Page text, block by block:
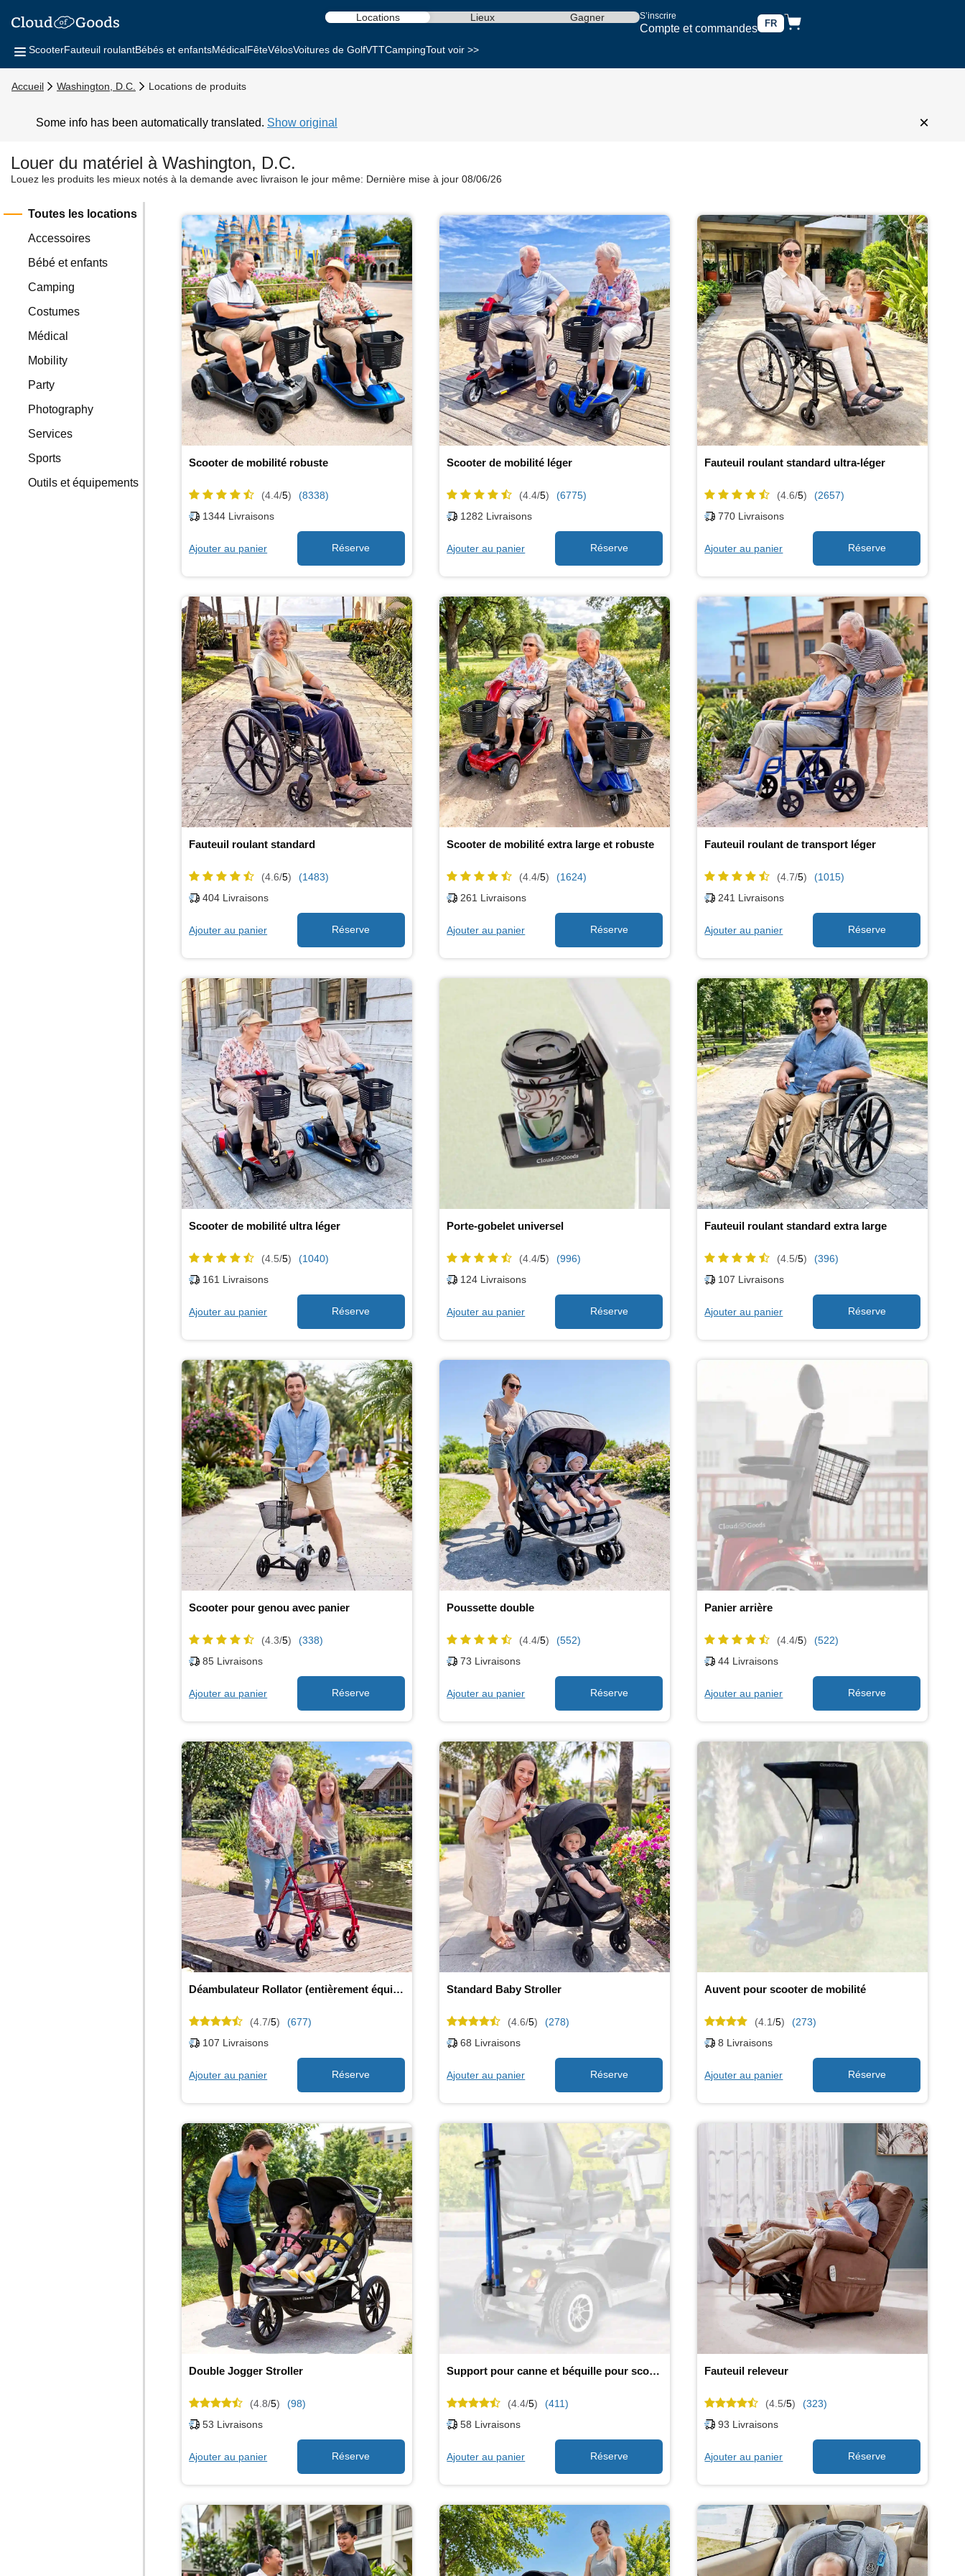
S’inscrire
Compte et commandes FR
Locations Lieux Gagner
ScooterFauteuil roulantBébés et enfantsMédicalFêteVélosVoitures de GolfVTTCampingTout voir >>
Accueil Washington, D.C. Locations de produits
Some info has been automatically translated. Show original ×
Louer du matériel à Washington, D.C.
Louez les produits les mieux notés à la demande avec livraison le jour même: Dernière mise à jour 08/06/26
Toutes les locations
Accessoires
Bébé et enfants
Camping
Costumes
Médical
Mobility
Party
Photography
Services
Sports
Outils et équipements
Scooter de mobilité robuste
(4.4/5)
(8338)
1344 Livraisons
Ajouter au panier
Scooter de mobilité léger
(4.4/5)
(6775)
1282 Livraisons
Ajouter au panier
Fauteuil roulant standard ultra-léger
(4.6/5)
(2657)
770 Livraisons
Ajouter au panier
Fauteuil roulant standard
(4.6/5)
(1483)
404 Livraisons
Ajouter au panier
Scooter de mobilité extra large et robuste
(4.4/5)
(1624)
261 Livraisons
Ajouter au panier
Fauteuil roulant de transport léger
(4.7/5)
(1015)
241 Livraisons
Ajouter au panier
Scooter de mobilité ultra léger
(4.5/5)
(1040)
161 Livraisons
Ajouter au panier
Porte-gobelet universel
(4.4/5)
(996)
124 Livraisons
Ajouter au panier
Fauteuil roulant standard extra large
(4.5/5)
(396)
107 Livraisons
Ajouter au panier
Scooter pour genou avec panier
(4.3/5)
(338)
85 Livraisons
Ajouter au panier
Poussette double
(4.4/5)
(552)
73 Livraisons
Ajouter au panier
Panier arrière
(4.4/5)
(522)
44 Livraisons
Ajouter au panier
Déambulateur Rollator (entièrement équipé)
(4.7/5)
(677)
107 Livraisons
Ajouter au panier
Standard Baby Stroller
(4.6/5)
(278)
68 Livraisons
Ajouter au panier
Auvent pour scooter de mobilité
(4.1/5)
(273)
8 Livraisons
Ajouter au panier
Double Jogger Stroller
(4.8/5)
(98)
53 Livraisons
Ajouter au panier
Support pour canne et béquille pour scooter de mobilité
(4.4/5)
(411)
58 Livraisons
Ajouter au panier
Fauteuil releveur
(4.5/5)
(323)
93 Livraisons
Ajouter au panier